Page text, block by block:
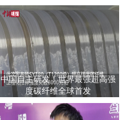
中国自主研发！世界最强超高强
度碳纤维全球首发